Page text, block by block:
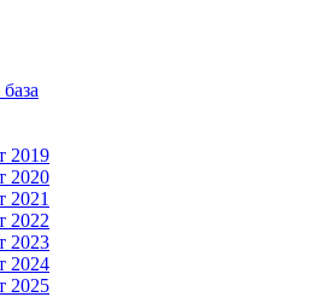
2019
2020
2021
2022
2023
2024
2025